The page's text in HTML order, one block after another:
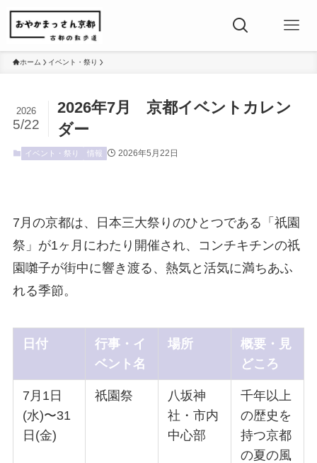
ホーム イベント・祭り
2026年7月 京都イベントカレン
ダー
2026
5/22
イベント・祭り 情報 2026年5月22日
7月の京都は、日本三大祭りのひとつである「祇園
祭」が1ヶ月にわたり開催され、コンチキチンの祇
園囃子が街中に響き渡る、熱気と活気に満ちあふ
れる季節。
日付
行事・イ
ベント名
場所
概要・見
どころ
7月1日
(水)〜31
日(金)
祇園祭
八坂神
社・市内
中心部
千年以上
の歴史を
持つ京都
の夏の風